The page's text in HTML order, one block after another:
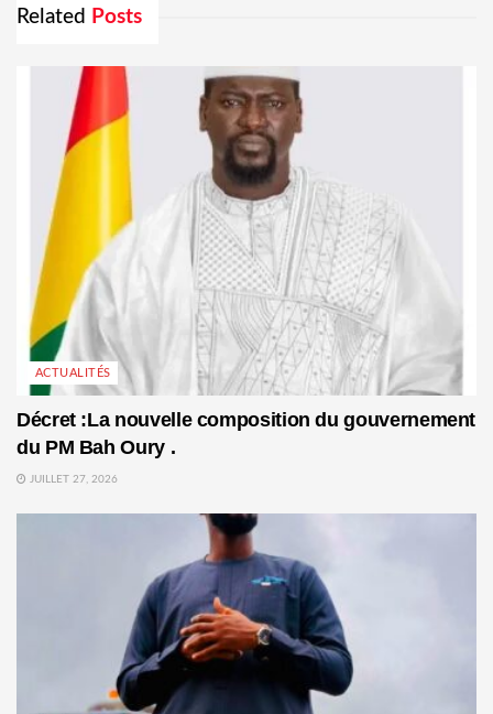
Related Posts
ACTUALITÉS
Décret :La nouvelle composition du gouvernement
du PM Bah Oury .
JUILLET 27, 2026